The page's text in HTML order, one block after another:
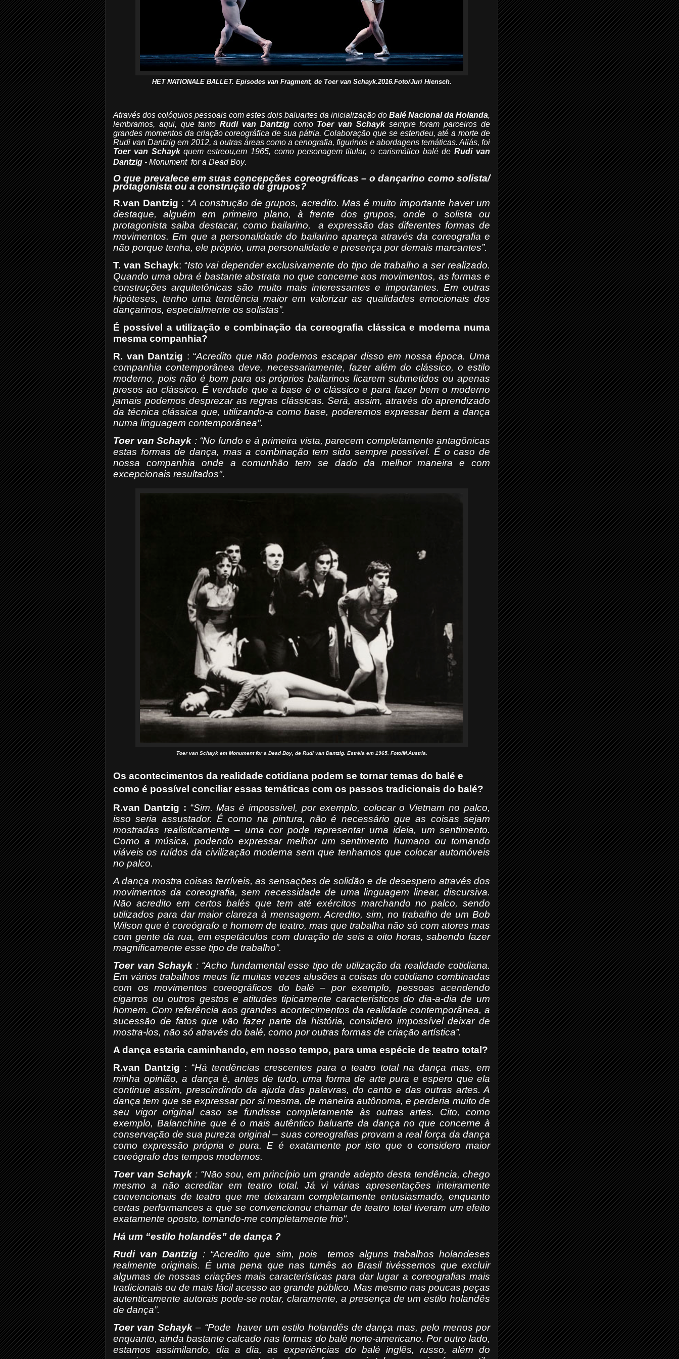
HET NATIONALE BALLET. Episodes van Fragment, de Toer van Schayk.2016.Foto/Juri Hiensch.
Através dos colóquios pessoais com estes dois baluartes da inicialização do Balé Nacional da Holanda,
lembramos, aqui, que tantoRudi van Dantzigcomo Toer van Schayksempre foram parceiros de
grandes momentos da criação coreográfica de sua pátria. Colaboração que se estendeu, até a morte de
Rudi van Dantzig em 2012, a outras áreas como a cenografia, figurinos e abordagens temáticas. Aliás, foi
Toer van Schaykquem estreou,em 1965, como personagem titular, o carismático balé deRudi van
Dantzig - Monument for a Dead Boy.
O que prevalece em suas concepções coreográficas – o dançarino como solista/
protagonista ou a construção de grupos?
R.van Dantzig : “A construção de grupos, acredito. Mas é muito importante haver um
destaque, alguém em primeiro plano, à frente dos grupos, onde o solista ou
protagonista saiba destacar, como bailarino,
a expressão das diferentes formas de
movimentos. Em que a personalidade do bailarino apareça através da coreografia e
não porque tenha, ele próprio, uma personalidade e presença por demais marcantes”.
T. van Schayk: “Isto vai depender exclusivamente do tipo de trabalho a ser realizado.
Quando uma obra é bastante abstrata no que concerne aos movimentos, as formas e
construções arquitetônicas são muito mais interessantes e importantes. Em outras
hipóteses, tenho uma tendência maior em valorizar as qualidades emocionais dos
dançarinos, especialmente os solistas”.
É possível a utilização e combinação da coreografia clássica e moderna numa
mesma companhia?
R. van Dantzig : “Acredito que não podemos escapar disso em nossa época. Uma
companhia contemporânea deve, necessariamente, fazer além do clássico, o estilo
moderno, pois não é bom para os próprios bailarinos ficarem submetidos ou apenas
presos ao clássico.É verdade que a base é o clássico e para fazer bem o moderno
jamais podemos desprezar as regras clássicas. Será, assim, através do aprendizado
da técnica clássica que, utilizando-a como base, poderemos expressar bem a dança
numa linguagem contemporânea".
Toer van Schayk : “No fundo e à primeira vista, parecem completamente antagônicas
estas formas de dança, mas a combinação tem sido sempre possível. É o caso de
nossa companhia onde a comunhão tem se dado da melhor maneira e com
excepcionais resultados".
Toer van Schayk em Monument for a Dead Boy, de Rudi van Dantzig. Estréia em 1965. Foto/M.Austria.
Os acontecimentos da realidade cotidiana podem se tornar temas do balé e
como é possível conciliar essas temáticas com os passos tradicionais do balé?
R.van Dantzig : “Sim. Mas é impossível, por exemplo, colocar o Vietnam no palco,
isso seria assustador. É como na pintura, não é necessário que as coisas sejam
mostradas realisticamente – uma cor pode representar uma ideia, um sentimento.
Como a música, podendo expressar melhor um sentimento humano ou tornando
viáveis os ruídos da civilização moderna sem que tenhamos que colocar automóveis
no palco.
A dança mostra coisas terríveis, as sensações de solidão e de desespero através dos
movimentos da coreografia, sem necessidade de uma linguagem linear, discursiva.
Não acredito em certos balés que tem até exércitos marchando no palco, sendo
utilizados para dar maior clareza à mensagem. Acredito, sim, no trabalho de um Bob
Wilson que é coreógrafo e homem de teatro, mas que trabalha não só com atores mas
com gente da rua, em espetáculos com duração de seis a oito horas, sabendo fazer
magnificamente esse tipo de trabalho”.
Toer van Schayk : “Acho fundamental esse tipo de utilização da realidade cotidiana.
Em vários trabalhos meus fiz muitas vezes alusões a coisas do cotidiano combinadas
com os movimentos coreográficos do balé – por exemplo, pessoas acendendo
cigarros ou outros gestos e atitudes tipicamente característicos do dia-a-dia de um
homem. Com referência aos grandes acontecimentos da realidade contemporânea, a
sucessão de fatos que vão fazer parte da história, considero impossível deixar de
mostra-los, não só através do balé, como por outras formas de criação artística”.
A dança estaria caminhando, em nosso tempo, para uma espécie de teatro total?
R.van Dantzig : “Há tendências crescentes para o teatro total na dança mas, em
minha opinião, a dança é, antes de tudo, uma forma de arte pura e espero que ela
continue assim, prescindindo da ajuda das palavras, do canto e das outras artes. A
dança tem que se expressar por si mesma, de maneira autônoma, e perderia muito de
seu vigor original caso se fundisse completamente às outras artes. Cito, como
exemplo, Balanchine que é o mais autêntico baluarte da dança no que concerne à
conservação de sua pureza original – suas coreografias provam a real força da dança
como expressão própria e pura. E é exatamente por isto que o considero maior
coreógrafo dos tempos modernos.
Toer van Schayk: "Não sou, em princípio um grande adepto desta tendência, chego
mesmo a não acreditar em teatro total. Já vi várias apresentações inteiramente
convencionais de teatro que me deixaram completamente entusiasmado, enquanto
certas performances a que se convencionou chamar de teatro total tiveram um efeito
exatamente oposto, tornando-me completamente frio".
Há um “estilo holandês” de dança ?
Rudi van Dantzig : “Acredito que sim, pois
temos alguns trabalhos holandeses
realmente originais. É uma pena que nas turnês ao Brasil tivéssemos que excluir
algumas de nossas criações mais características para dar lugar a coreografias mais
tradicionais ou de mais fácil acesso ao grande público. Mas mesmo nas poucas peças
autenticamente autorais pode-se notar, claramente, a presença de um estilo holandês
de dança”.
Toer van Schayk– “Pode
haver um estilo holandês de dança mas, pelo menos por
enquanto, ainda bastante calcado nas formas do balé norte-americano. Por outro lado,
estamos assimilando, dia a dia, as experiências do balé inglês, russo, além do